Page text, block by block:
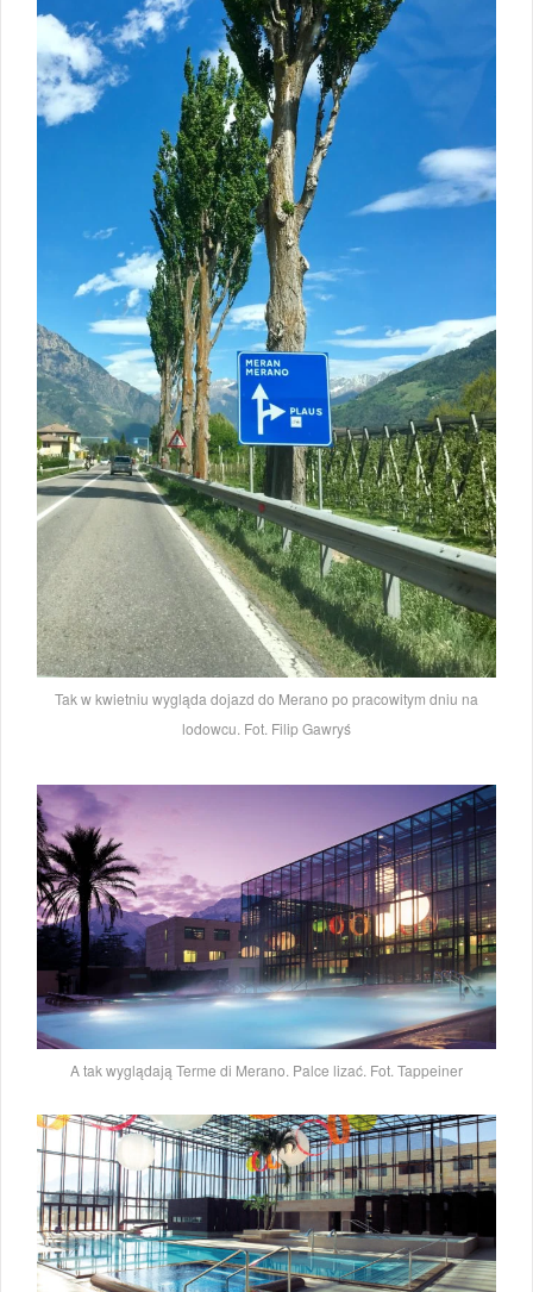
Tak w kwietniu wygląda dojazd do Merano po pracowitym dniu na
lodowcu. Fot. Filip Gawryś
A tak wyglądają Terme di Merano. Palce lizać. Fot. Tappeiner